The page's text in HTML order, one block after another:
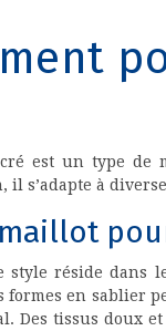
est un type de
il s’adapte à
réside dans
formes en sablier
Des tissus doux